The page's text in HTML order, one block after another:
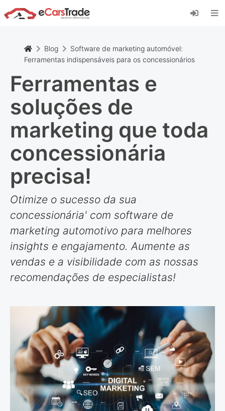
Instale a aplicação web eCarsTrade, adicione-a
ao seu ecrã inicial e receba atualizações
Instalar
Cancelar
Blog
Software de marketing automóvel:
Ferramentas indispensáveis para os concessionários
Ferramentas e
soluções de
marketing que toda
concessionária
precisa!
Otimize o sucesso da sua
concessionária' com software de
marketing automotivo para melhores
insights e engajamento. Aumente as
vendas e a visibilidade com as nossas
recomendações de especialistas!